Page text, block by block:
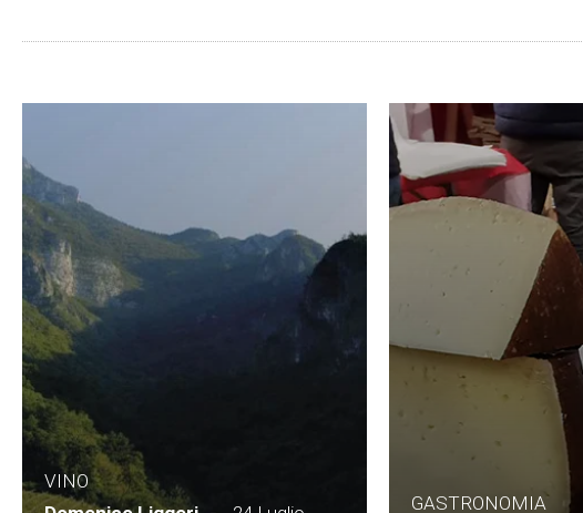
VINO
GASTRONOMIA